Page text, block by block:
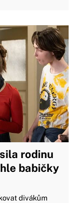
rodinu
babičky
divákům